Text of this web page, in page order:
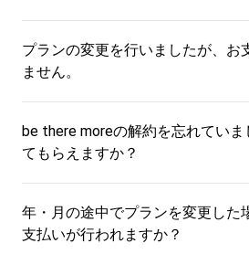
プランの変更を行いましたが、お
ません。
be there moreの解約を忘れていま
てもらえますか？
年・月の途中でプランを変更した
支払いが行われますか？